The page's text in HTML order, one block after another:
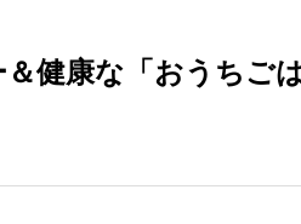
健康な「おうちご